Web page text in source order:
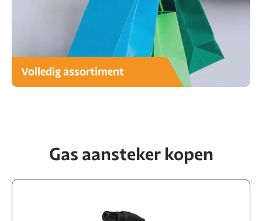
Volledig assortiment
Gas aansteker kopen